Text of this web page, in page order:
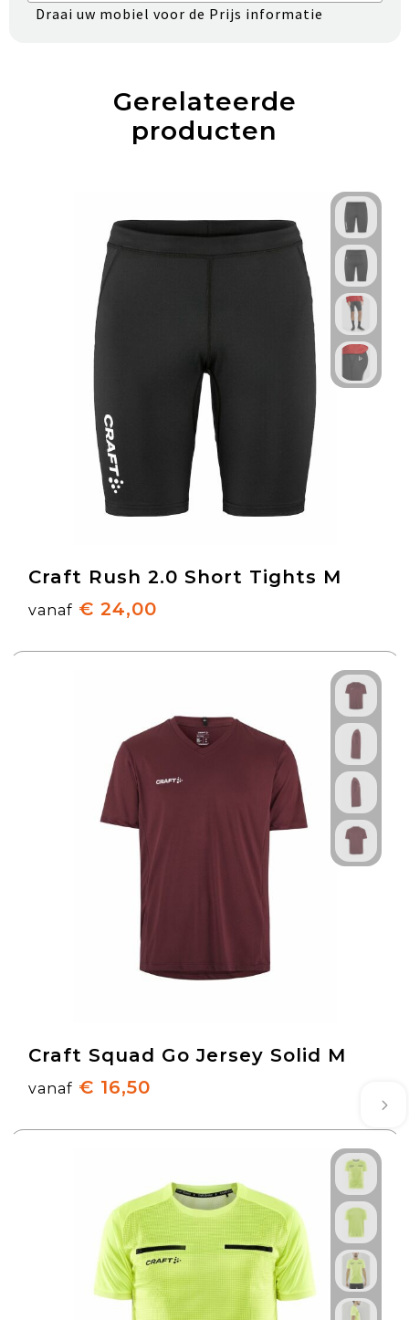
Draai uw mobiel voor de Prijs informatie
Gerelateerde
producten
Craft Rush 2.0 Short Tights M
vanaf € 24,00
Craft Squad Go Jersey Solid M
vanaf € 16,50